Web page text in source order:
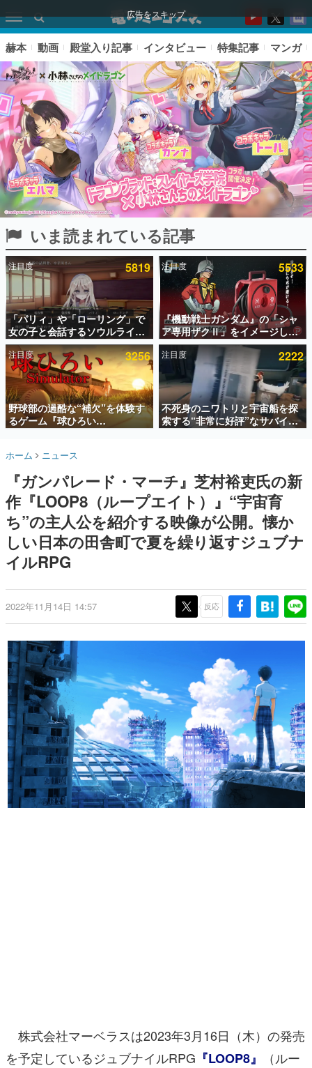
広告をスキップ
ピックアップ
電ファミのいま読まれている記事ランキング
アプリセール情報
インタビュー
連載・特集一覧
殿堂入り記事
SNS拡散数が数千以上！ ページビュー数万以上！ などな
ど。多くの人々に読まれた、電ファミ渾身の“殿堂入り”記
事をまとめました。
名作ゲームクリエイターの方々に製作時のエピソードをお
きます。
赫本
この物語を解いてはいけない。『赫本』は、〈試験問題〉
の形をした短編ホラー小説集です。
ゲーム世代の作家たち
ゲームに多大な影響を受けた作家さんに取材し、ゲームが
日本モバイルゲーム産業史
日本のモバイルゲーム史における主要なトピック・タイト
ルを網羅するほか、開発者へのインタビューや識者による
解説を掲載。約20年の歴史が一望できる決定版！
若ゲのいたり〜ゲームクリエイターの青春〜
『うつヌケ』『ペンと箸』等で知られるマンガ家・田中圭
一先生によるゲーム業界レポートマンガです。
なんでゲームは面白い？
ゲーム開発者・hamatsu氏がゲームの魅力を画面や操作の
具体的な形から解き明かしていく、硬派で骨太な評論連載
その他
赫本 動画 殿堂入り記事 インタビュー 特集記事 マンガ
いま読まれている記事
注目度 5819
「パリィ」や「ローリング」で
女の子と会話するソウルライク
恋愛ゲーム『小早川さんはソウ
ルライク』無料公開。返事に失
敗すると「YOU DIED」
注目度 5533
『機動戦士ガンダム』の「シャ
ア専用ザクⅡ」をイメージした
散水ホースリールが予約開始。
本体にはシャアのパーソナルマ
ークやジオン公国軍のエンブレ
ム、型式番号などを配置
注目度 3256
野球部の過酷な“補欠”を体験す
るゲーム『球ひろい
Simulator』が「1件」のウィッ
対応しSNSで話題に。『キング
プロ野球選手から称賛の声
注目度 2222
不死身のニワトリと宇宙船を探
索する“非常に好評”なサバイバ
ルゲーム『Breathedge』が無
ホーム ニュース
『ガンパレード・マーチ』芝村裕吏氏の新
作『LOOP8（ループエイト）』“宇宙育
ち”の主人公を紹介する映像が公開。懐か
しい日本の田舎町で夏を繰り返すジュブナ
イルRPG
2022年11月14日 14:57 反応
株式会社マーベラスは2023年3月16日（木）の発売
を予定しているジュブナイルRPG 『LOOP8』
（ルー